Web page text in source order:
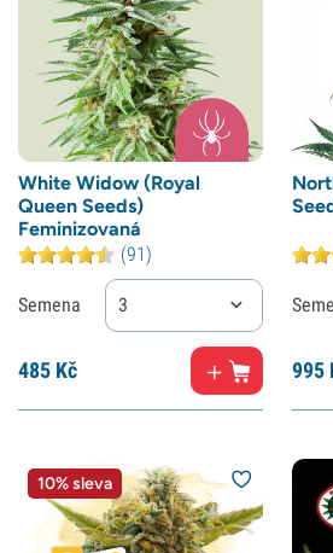
White Widow (Royal
Queen Seeds)
Feminizovaná
(91)
Semena 3
485 Kč 995
10% sleva